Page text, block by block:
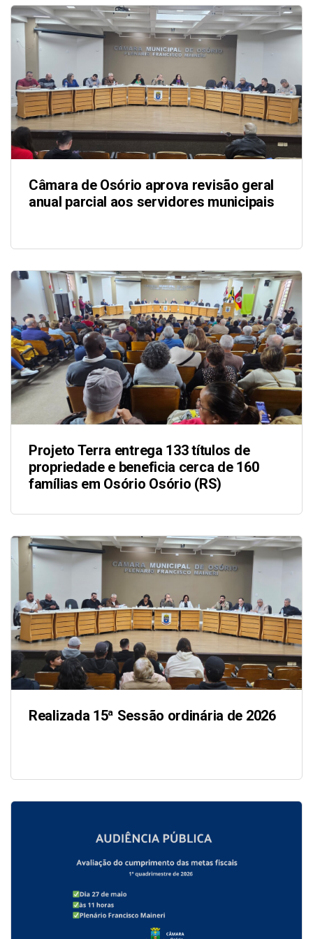
Câmara de Osório aprova revisão geral
anual parcial aos servidores municipais
Projeto Terra entrega 133 títulos de
propriedade e beneficia cerca de 160
famílias em Osório Osório (RS)
Realizada 15ª Sessão ordinária de 2026